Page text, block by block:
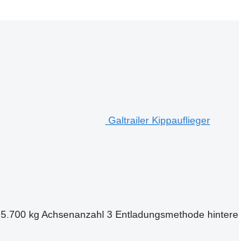
Galtrailer Kippauflieger
5.700 kg Achsenanzahl 3 Entladungsmethode hintere